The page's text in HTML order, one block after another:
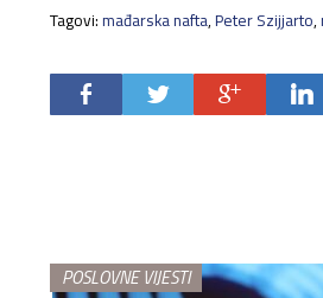
Tagovi:mađarska nafta,Peter Szijjarto,
POSLOVNE VIJESTI